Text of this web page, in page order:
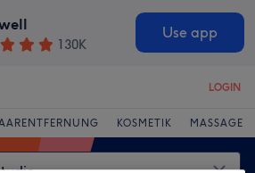
130K
Use app
LOGIN
KOSMETIK MASSAGE